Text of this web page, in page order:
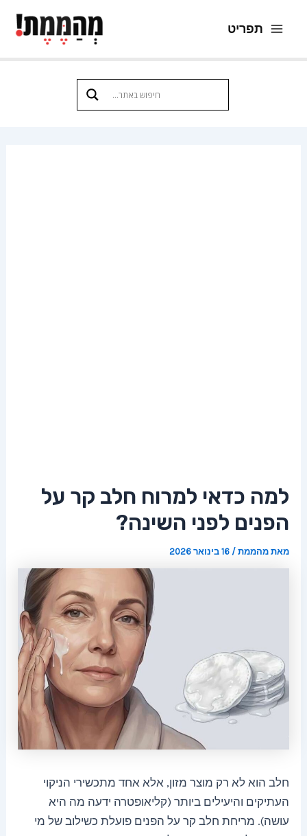
לתוכן
תפריט
למה כדאי למרוח חלב קר על
הפנים לפני השינה?
מאתמהממת/16 בינואר 2026
חלב הוא לא רק מוצר מזון, אלא אחד מתכשירי הניקוי
העתיקים והיעילים ביותר (קליאופטרה ידעה מה היא
עושה). מריחת חלב קר על הפנים פועלת כשילוב של מי